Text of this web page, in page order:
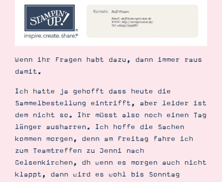
Wenn ihr Fragen habt dazu, dann immer raus
damit.
Ich hatte ja gehofft dass heute die
Sammelbestellung eintrifft, aber leider ist
dem nicht so. Ihr müsst also noch einen Tag
länger ausharren. Ich hoffe die Sachen
kommen morgen, denn am Freitag fahre ich
zum Teamtreffen zu Jenni nach
Gelsenkirchen, dh wenn es morgen auch nicht
klappt, dann wird es wohl bis Sonntag